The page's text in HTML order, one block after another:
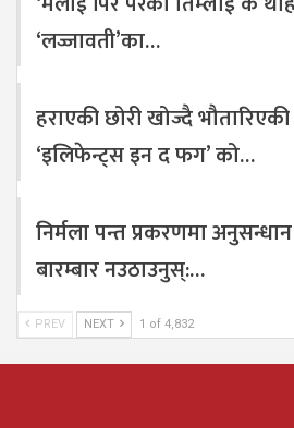
‘लज्जावती’का…
हराएकी छोरी खोज्दै
‘इलिफेन्ट्स इन द फग’ को…
निर्मला पन्त प्रकरणमा
बारम्बार नउठाउनुस्:…
PREV NEXT 1 of 4,832